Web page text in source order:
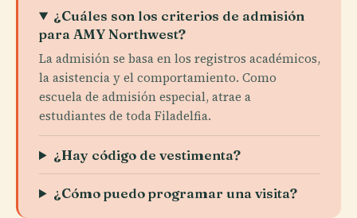
¿Cuáles son los criterios de admisión
para AMY Northwest?
La admisión se basa en los registros académicos,
la asistencia y el comportamiento. Como
escuela de admisión especial, atrae a
estudiantes de toda Filadelfia.
¿Hay código de vestimenta?
¿Cómo puedo programar una visita?